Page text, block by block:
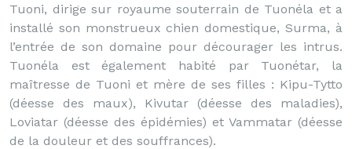
Tuoni, dirige sur royaume souterrain de Tuonéla et a
installé son monstrueux chien domestique, Surma, à
l’entrée de son domaine pour décourager les intrus.
Tuonéla est également habité par Tuonétar, la
maîtresse de Tuoni et mère de ses filles : Kipu-Tytto
(déesse des maux), Kivutar (déesse des maladies),
Loviatar (déesse des épidémies) et Vammatar (déesse
de la douleur et des souffrances).